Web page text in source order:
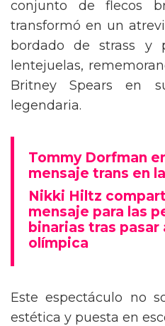
conjunto de flecos
transformó en un
bordado de strass y
lentejuelas,
Britney Spears en
legendaria.
Tommy Dorfman
mensaje trans en
Nikki Hiltz
mensaje para las
binarias tras pasar
olímpica
Este espectáculo no
estética y puesta en